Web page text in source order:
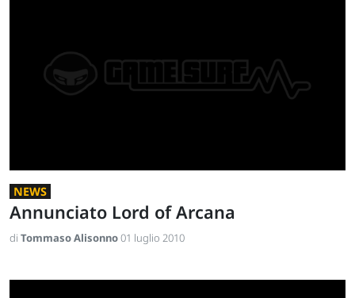
NEWS
Annunciato Lord of Arcana
di Tommaso Alisonno01 luglio 2010